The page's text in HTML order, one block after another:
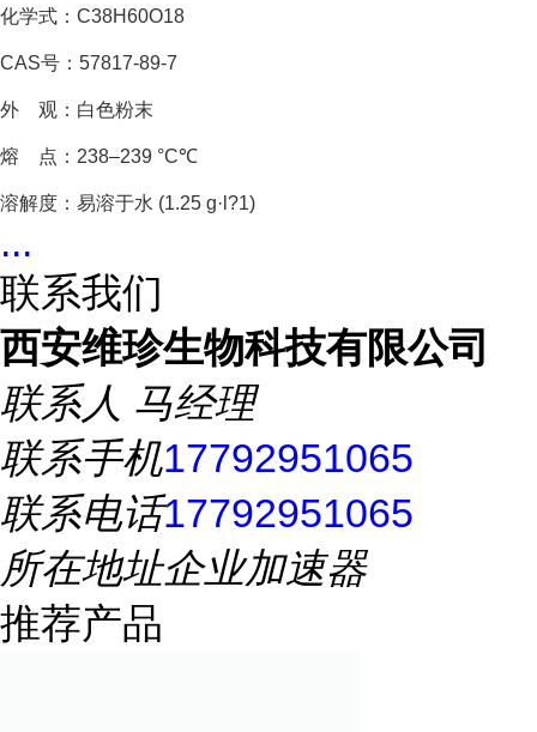
化学式：C38H60O18
CAS号：57817-89-7
外 观：白色粉末
熔 点：238–239 °C℃
溶解度：易溶于水 (1.25 g·l?1)
...
联系我们
西安维珍生物科技有限公司
联系人 马经理
联系手机17792951065
联系电话17792951065
所在地址企业加速器
推荐产品